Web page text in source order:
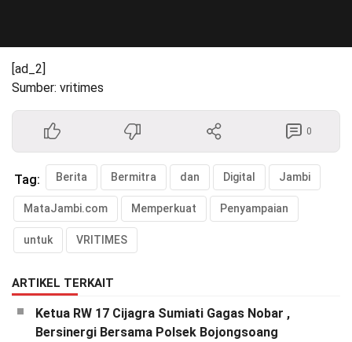
[ad_2]
Sumber: vritimes
0
Tag: Berita Bermitra dan Digital Jambi
MataJambi.com Memperkuat Penyampaian
untuk VRITIMES
ARTIKEL TERKAIT
Ketua RW 17 Cijagra Sumiati Gagas Nobar ,
Bersinergi Bersama Polsek Bojongsoang